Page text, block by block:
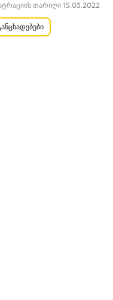
თარიღი 15.03.2022